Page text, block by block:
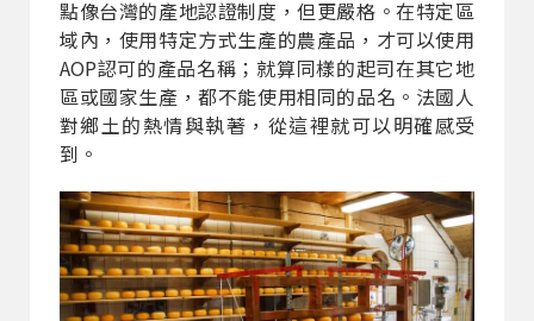
點像台灣的產地認證制度，但更嚴格。在特定區
域內，使用特定方式生產的農產品，才可以使用
AOP認可的產品名稱；就算同樣的起司在其它地
區或國家生產，都不能使用相同的品名。法國人
對鄉土的熱情與執著，從這裡就可以明確感受
到。